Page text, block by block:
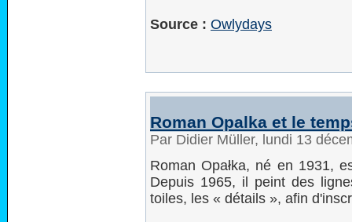
Source : Owlydays
Roman Opalka et le
Par Didier Müller, lundi 13
Roman Opałka, né en 1931,
Depuis 1965, il peint des
toiles, les « détails », afin